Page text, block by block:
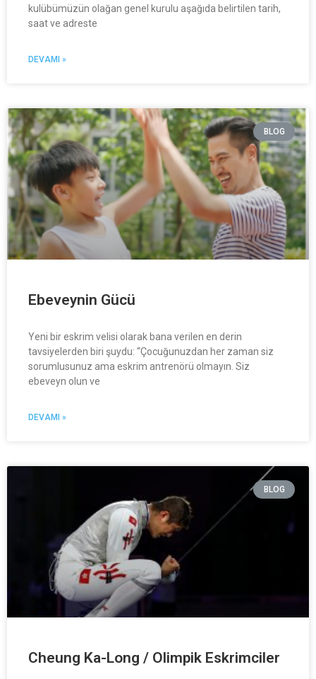
kulübümüzün olağan genel kurulu aşağıda belirtilen tarih,
saat ve adreste
DEVAMI »
BLOG
Ebeveynin Gücü
Yeni bir eskrim velisi olarak bana verilen en derin
tavsiyelerden biri şuydu: “Çocuğunuzdan her zaman siz
sorumlusunuz ama eskrim antrenörü olmayın. Siz
ebeveyn olun ve
DEVAMI »
BLOG
Cheung Ka-Long / Olimpik Eskrimciler